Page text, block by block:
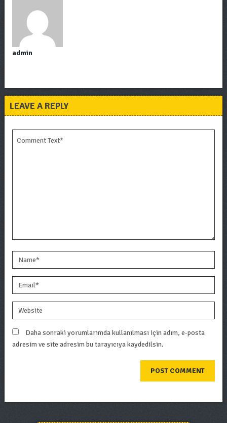
admin
LEAVE A REPLY
Daha sonraki yorumlarımda kullanılması için adım, e-posta
adresim ve site adresim bu tarayıcıya kaydedilsin.